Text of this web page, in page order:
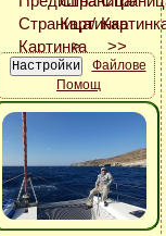
Файлове
Помощ